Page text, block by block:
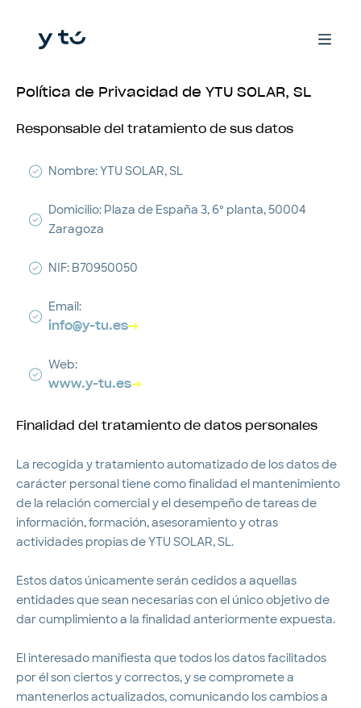
Política de Privacidad de YTU SOLAR, SL
Responsable del tratamiento de sus datos
Nombre: YTU SOLAR, SL
Domicilio: Plaza de España 3, 6º planta, 50004
Zaragoza
NIF: B70950050
Email:
info@y-tu.es
Web:
www.y-tu.es
Finalidad del tratamiento de datos personales
La recogida y tratamiento automatizado de los datos de
carácter personal tiene como finalidad el mantenimiento
de la relación comercial y el desempeño de tareas de
información, formación, asesoramiento y otras
actividades propias de YTU SOLAR, SL.
Estos datos únicamente serán cedidos a aquellas
entidades que sean necesarias con el único objetivo de
dar cumplimiento a la finalidad anteriormente expuesta.
El interesado manifiesta que todos los datos facilitados
por él son ciertos y correctos, y se compromete a
mantenerlos actualizados, comunicando los cambios a